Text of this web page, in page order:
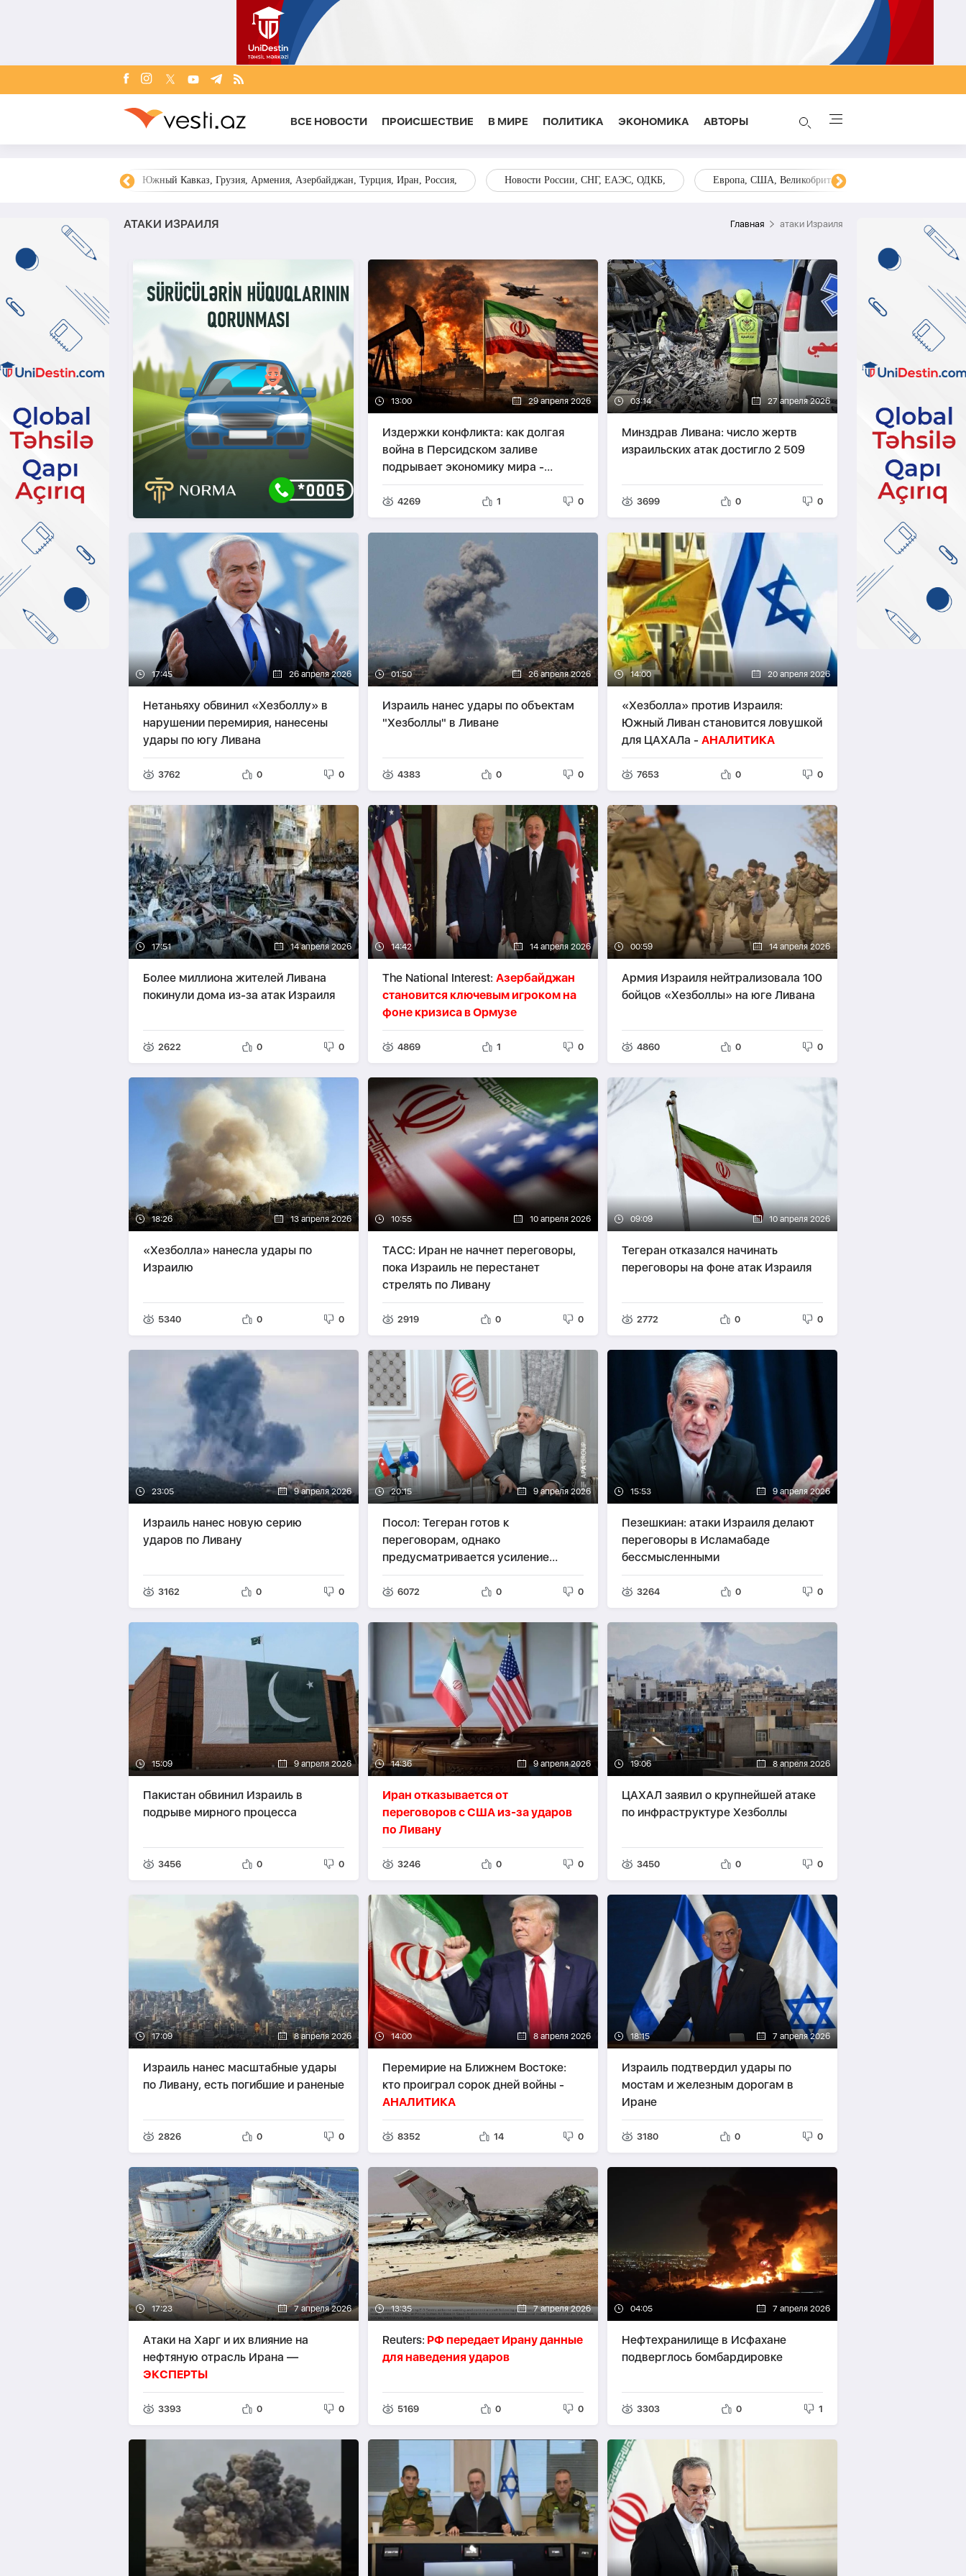
ВСЕ НОВОСТИ ПРОИСШЕСТВИЕ В МИРЕ ПОЛИТИКА ЭКОНОМИКА AВТОРЫ
Южный Кавказ, Грузия, Армения, Азербайджан, Турция, Иран, Россия, Новости России, СНГ, ЕАЭС, ОДКБ, Европа, США, Великобритания, Украина, Запад,
АТАКИ ИЗРАИЛЯ Главная атаки Израиля
13:00 29 апреля 2026
Издержки конфликта: как долгая
война в Персидском заливе
подрывает экономику мира -
АНАЛИТИКА
4269 1 0
03:14 27 апреля 2026
Минздрав Ливана: число жертв
израильских атак достигло 2 509
3699 0 0
17:45 26 апреля 2026
Нетаньяху обвинил «Хезболлу» в
нарушении перемирия, нанесены
удары по югу Ливана
3762 0 0
01:50 26 апреля 2026
Израиль нанес удары по объектам
"Хезболлы" в Ливане
4383 0 0
14:00 20 апреля 2026
«Хезболла» против Израиля:
Южный Ливан становится ловушкой
для ЦАХАЛа - АНАЛИТИКА
7653 0 0
17:51 14 апреля 2026
Более миллиона жителей Ливана
покинули дома из-за атак Израиля
2622 0 0
14:42 14 апреля 2026
The National Interest: Азербайджан
становится ключевым игроком на
фоне кризиса в Ормузе
4869 1 0
00:59 14 апреля 2026
Армия Израиля нейтрализовала 100
бойцов «Хезболлы» на юге Ливана
4860 0 0
18:26 13 апреля 2026
«Хезболла» нанесла удары по
Израилю
5340 0 0
10:55 10 апреля 2026
ТАСС: Иран не начнет переговоры,
пока Израиль не перестанет
стрелять по Ливану
2919 0 0
09:09 10 апреля 2026
Тегеран отказался начинать
переговоры на фоне атак Израиля
2772 0 0
23:05 9 апреля 2026
Израиль нанес новую серию
ударов по Ливану
3162 0 0
20:15 9 апреля 2026
Посол: Тегеран готов к
переговорам, однако
предусматривается усиление
оборонного потенциала
6072 0 0
15:53 9 апреля 2026
Пезешкиан: атаки Израиля делают
переговоры в Исламабаде
бессмысленными
3264 0 0
15:09 9 апреля 2026
Пакистан обвинил Израиль в
подрыве мирного процесса
3456 0 0
14:36 9 апреля 2026
Иран отказывается от
переговоров с США из-за ударов
по Ливану
3246 0 0
19:06 8 апреля 2026
ЦАХАЛ заявил о крупнейшей атаке
по инфраструктуре Хезболлы
3450 0 0
17:09 8 апреля 2026
Израиль нанес масштабные удары
по Ливану, есть погибшие и раненые
2826 0 0
14:00 8 апреля 2026
Перемирие на Ближнем Востоке:
кто проиграл сорок дней войны -
АНАЛИТИКА
8352 14 0
18:15 7 апреля 2026
Израиль подтвердил удары по
мостам и железным дорогам в
Иране
3180 0 0
17:23 7 апреля 2026
Атаки на Харг и их влияние на
нефтяную отрасль Ирана —
ЭКСПЕРТЫ
3393 0 0
13:35 7 апреля 2026
Reuters: РФ передает Ирану данные
для наведения ударов
5169 0 0
04:05 7 апреля 2026
Нефтехранилище в Исфахане
подверглось бомбардировке
3303 0 1